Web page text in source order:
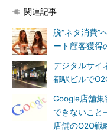
関連記事
脱“ネタ消費”
ート顧客獲得
デジタルサイ
都駅ビルで
Google店舗
できないこ
店舗のO2O戦